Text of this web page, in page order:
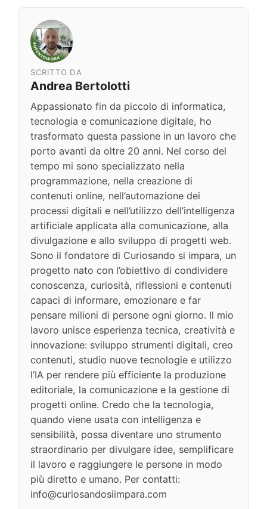
SCRITTO DA
Andrea Bertolotti
Appassionato fin da piccolo di informatica,
tecnologia e comunicazione digitale, ho
trasformato questa passione in un lavoro che
porto avanti da oltre 20 anni. Nel corso del
tempo mi sono specializzato nella
programmazione, nella creazione di
contenuti online, nell’automazione dei
processi digitali e nell’utilizzo dell’intelligenza
artificiale applicata alla comunicazione, alla
divulgazione e allo sviluppo di progetti web.
Sono il fondatore di Curiosando si impara, un
progetto nato con l’obiettivo di condividere
conoscenza, curiosità, riflessioni e contenuti
capaci di informare, emozionare e far
pensare milioni di persone ogni giorno. Il mio
lavoro unisce esperienza tecnica, creatività e
innovazione: sviluppo strumenti digitali, creo
contenuti, studio nuove tecnologie e utilizzo
l’IA per rendere più efficiente la produzione
editoriale, la comunicazione e la gestione di
progetti online. Credo che la tecnologia,
quando viene usata con intelligenza e
sensibilità, possa diventare uno strumento
straordinario per divulgare idee, semplificare
il lavoro e raggiungere le persone in modo
più diretto e umano. Per contatti:
info@curiosandosiimpara.com